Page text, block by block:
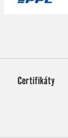
Certifikáty